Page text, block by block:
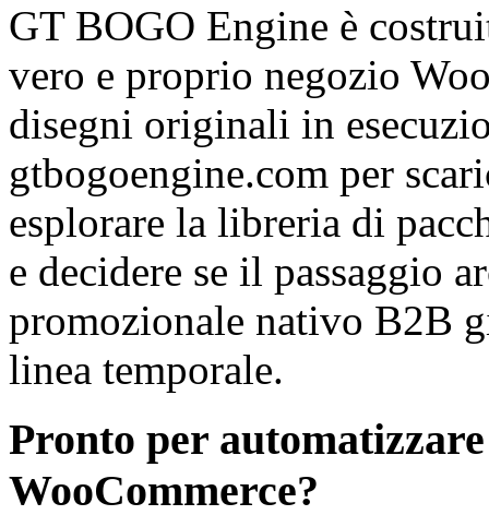
GT BOGO Engine è
vero e proprio negozio
disegni originali in
gtbogoengine.com per
esplorare la libreria di
e decidere se il passaggio
promozionale nativo B2B
linea temporale.
Pronto per
WooCommerce?